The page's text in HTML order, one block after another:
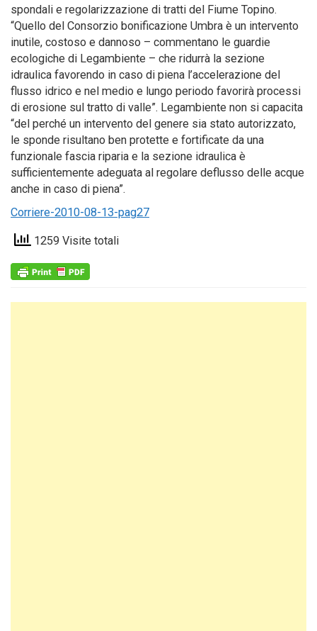
spondali e regolarizzazione di tratti del Fiume Topino.
“Quello del Consorzio bonificazione Umbra è un intervento
inutile, costoso e dannoso – commentano le guardie
ecologiche di Legambiente – che ridurrà la sezione
idraulica favorendo in caso di piena l’accelerazione del
flusso idrico e nel medio e lungo periodo favorirà processi
di erosione sul tratto di valle”. Legambiente non si capacita
“del perché un intervento del genere sia stato autorizzato,
le sponde risultano ben protette e fortificate da una
funzionale fascia riparia e la sezione idraulica è
sufficientemente adeguata al regolare deflusso delle acque
anche in caso di piena”.
Corriere-2010-08-13-pag27
1259 Visite totali